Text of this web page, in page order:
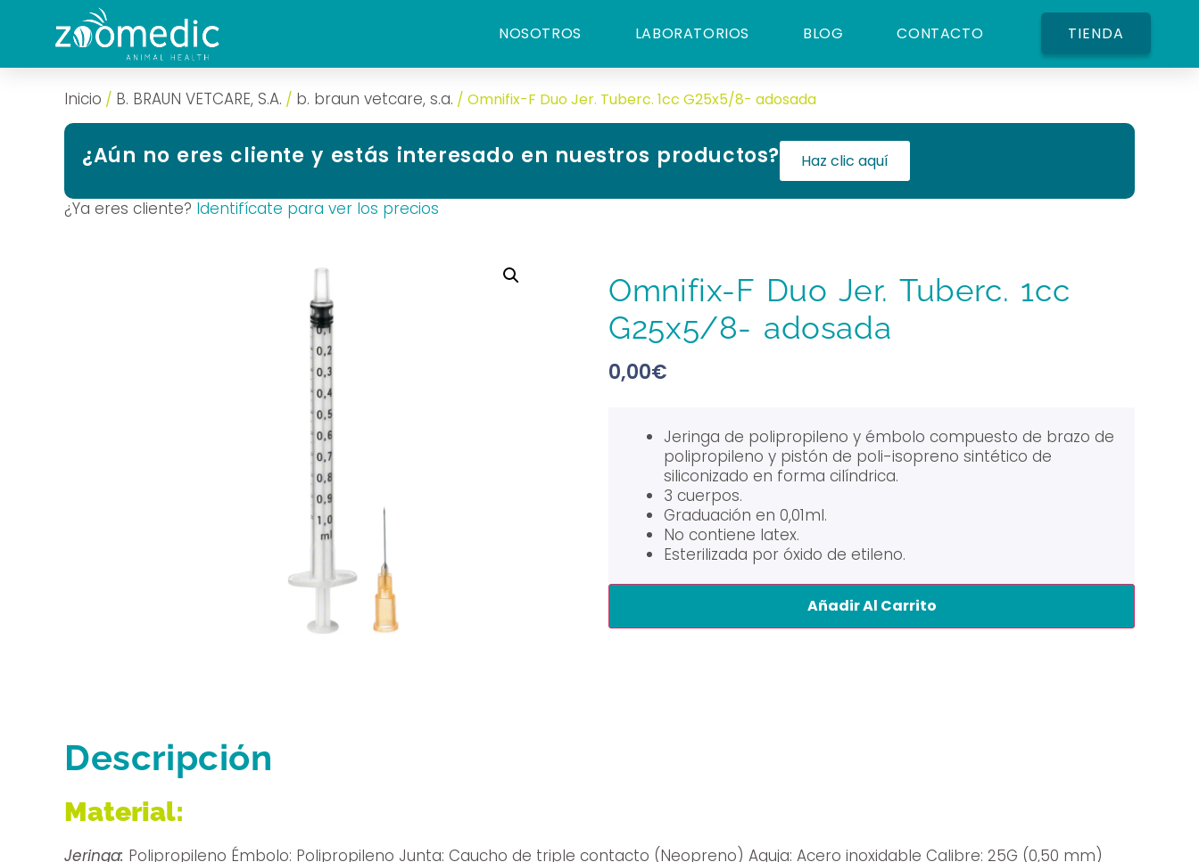
NOSOTROS LABORATORIOS BLOG CONTACTO TIENDA
Inicio / B. BRAUN VETCARE, S.A. / b. braun vetcare, s.a. / Omnifix-F Duo Jer. Tuberc. 1cc G25x5/8- adosada
¿Aún no eres cliente y estás interesado en nuestros productos? Haz clic aquí
¿Ya eres cliente? Identifícate para ver los precios
Omnifix-F Duo Jer. Tuberc. 1cc
G25x5/8- adosada
0,00€
Jeringa de polipropileno y émbolo compuesto de brazo de
polipropileno y pistón de poli-isopreno sintético de
siliconizado en forma cilíndrica.
3 cuerpos.
Graduación en 0,01ml.
No contiene latex.
Esterilizada por óxido de etileno.
Añadir Al Carrito
Descripción
Material:
Jeringa: